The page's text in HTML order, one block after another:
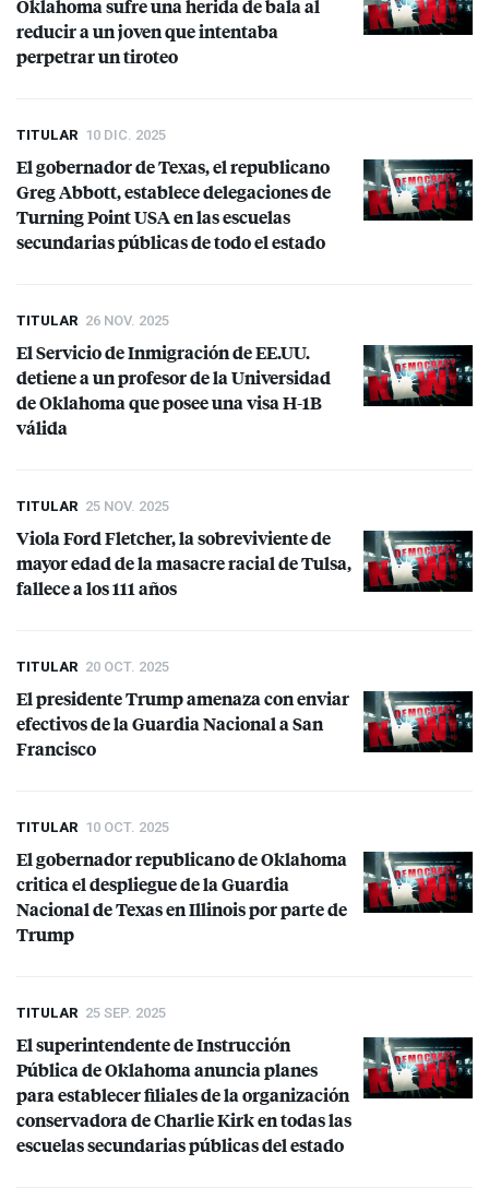
Oklahoma sufre una herida de bala al
reducir a un joven que intentaba
perpetrar un tiroteo
TITULAR 10 DIC. 2025
El gobernador de Texas, el republicano
Greg Abbott, establece delegaciones de
Turning PointUSAen las escuelas
secundarias públicas de todo el estado
TITULAR 26 NOV. 2025
El Servicio de Inmigración de EE.UU.
detiene a un profesor de la Universidad
de Oklahoma que posee una visa H-1B
válida
TITULAR 25 NOV. 2025
Viola Ford Fletcher, la sobreviviente de
mayor edad de la masacre racial de Tulsa,
fallece a los 111 años
TITULAR 20 OCT. 2025
El presidente Trump amenaza con enviar
efectivos de la Guardia Nacional a San
Francisco
TITULAR 10 OCT. 2025
El gobernador republicano de Oklahoma
critica el despliegue de la Guardia
Nacional de Texas en Illinois por parte de
Trump
TITULAR 25 SEP. 2025
El superintendente de Instrucción
Pública de Oklahoma anuncia planes
para establecer filiales de la organización
conservadora de Charlie Kirk en todas las
escuelas secundarias públicas del estado